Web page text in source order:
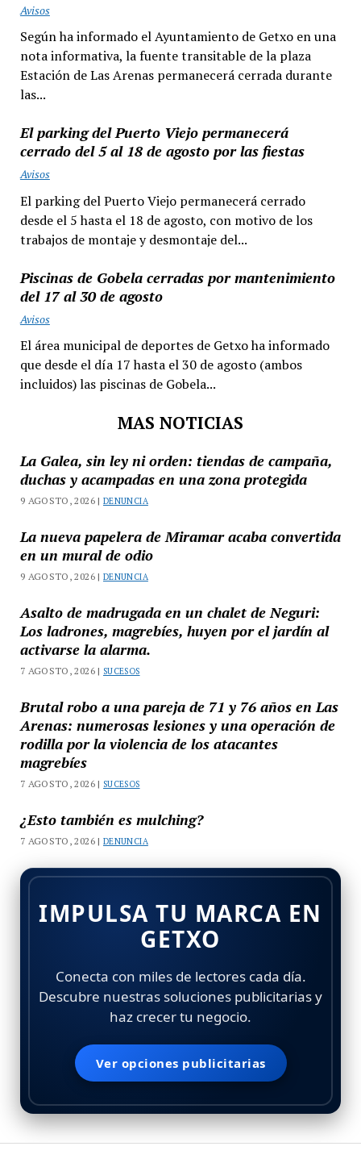
Avisos
Según ha informado el Ayuntamiento de Getxo en una
nota informativa, la fuente transitable de la plaza
Estación de Las Arenas permanecerá cerrada durante
las...
El parking del Puerto Viejo permanecerá
cerrado del 5 al 18 de agosto por las fiestas
Avisos
El parking del Puerto Viejo permanecerá cerrado
desde el 5 hasta el 18 de agosto, con motivo de los
trabajos de montaje y desmontaje del...
Piscinas de Gobela cerradas por mantenimiento
del 17 al 30 de agosto
Avisos
El área municipal de deportes de Getxo ha informado
que desde el día 17 hasta el 30 de agosto (ambos
incluidos) las piscinas de Gobela...
MAS NOTICIAS
La Galea, sin ley ni orden: tiendas de campaña,
duchas y acampadas en una zona protegida
9 AGOSTO, 2026 |DENUNCIA
La nueva papelera de Miramar acaba convertida
en un mural de odio
9 AGOSTO, 2026 |DENUNCIA
Asalto de madrugada en un chalet de Neguri:
Los ladrones, magrebíes, huyen por el jardín al
activarse la alarma.
7 AGOSTO, 2026 | SUCESOS
Brutal robo a una pareja de 71 y 76 años en Las
Arenas: numerosas lesiones y una operación de
rodilla por la violencia de los atacantes
magrebíes
7 AGOSTO, 2026 | SUCESOS
¿Esto también es mulching?
7 AGOSTO, 2026 |DENUNCIA
IMPULSA TU MARCA EN
GETXO
Conecta con miles de lectores cada día.
Descubre nuestras soluciones publicitarias y
haz crecer tu negocio.
Ver opciones publicitarias